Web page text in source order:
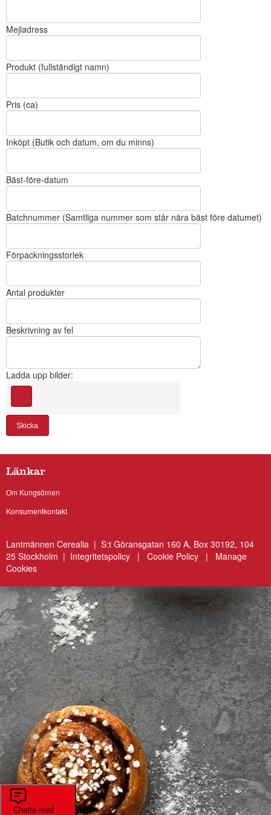
Mejladress
Produkt (fullständigt namn)
Pris (ca)
Inköpt (Butik och datum, om du minns)
Bäst-före-datum
Batchnummer (Samtliga nummer som står nära bäst före datumet)
Förpackningsstorlek
Antal produkter
Beskrivning av fel
Ladda upp bilder:
Skicka
Länkar
Om Kungsörnen
Konsumentkontakt
Lantmännen Cerealia | S:t Göransgatan 160 A, Box 30192, 104
25 Stockholm | Integritetspolicy | Cookie Policy | Manage
Cookies